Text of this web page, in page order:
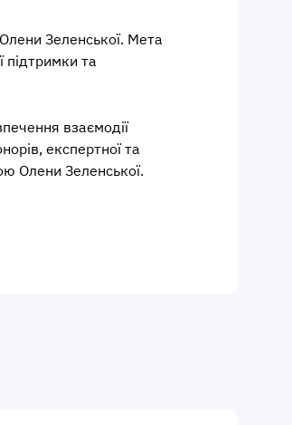
Зеленської. Мета
підтримки та
взаємодії
експертної та
Олени Зеленської.